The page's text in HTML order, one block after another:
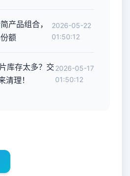
产品组合，
额
2026-05-22
01:50:12
库存太多？交
理！
2026-05-17
01:50:12